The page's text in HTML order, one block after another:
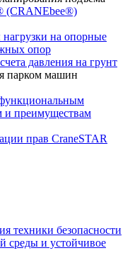
нагрузки на опорные
опор
давления на грунт
парком машин
и преимуществам
прав CraneSTAR
техники безопасности
среды и устойчивое